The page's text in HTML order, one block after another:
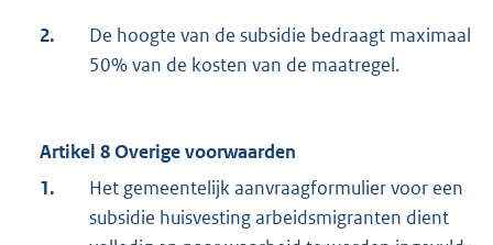
2.
De hoogte van de subsidie bedraagt maximaal
50% van de kosten van de maatregel.
Artikel 8 Overige voorwaarden
1.
Het gemeentelijk aanvraagformulier voor een
subsidie huisvesting arbeidsmigranten dient